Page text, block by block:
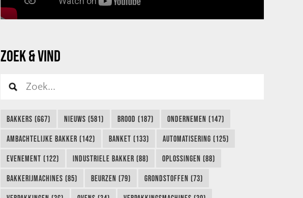
ZOEK & VIND
BAKKERS (667) NIEUWS (581) BROOD (187) ONDERNEMEN (147)
AMBACHTELIJKE BAKKER (142) BANKET (133) AUTOMATISERING (125)
EVENEMENT (122) INDUSTRIELE BAKKER (88) OPLOSSINGEN (88)
BAKKERIJMACHINES (85) BEURZEN (79) GRONDSTOFFEN (73)